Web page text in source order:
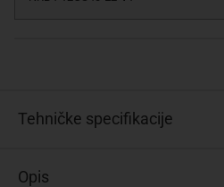
Tehničke specifikacije
Opis